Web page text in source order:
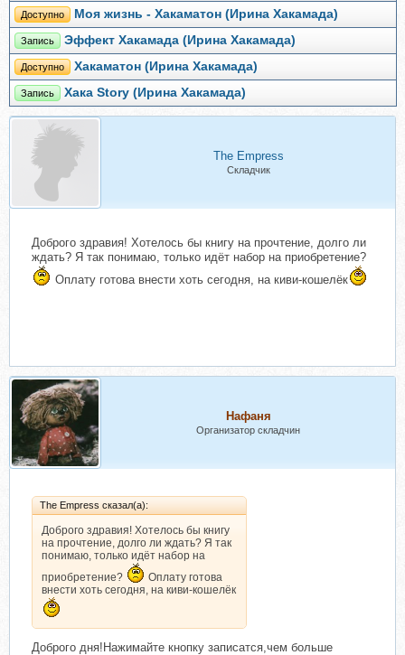
Доступно Моя жизнь - Хакаматон (Ирина Хакамада)
Запись Эффект Хакамада (Ирина Хакамада)
Доступно Хакаматон (Ирина Хакамада)
Запись Хака Story (Ирина Хакамада)
The Empress
Складчик
Доброго здравия! Хотелось бы книгу на прочтение, долго ли
ждать? Я так понимаю, только идёт набор на приобретение?
Оплату готова внести хоть сегодня, на киви-кошелёк
Нафаня
Организатор складчин
The Empress сказал(а):
Доброго здравия! Хотелось бы книгу
на прочтение, долго ли ждать? Я так
понимаю, только идёт набор на
приобретение?
Оплату готова
внести хоть сегодня, на киви-кошелёк
Доброго дня!Нажимайте кнопку записатся,чем больше